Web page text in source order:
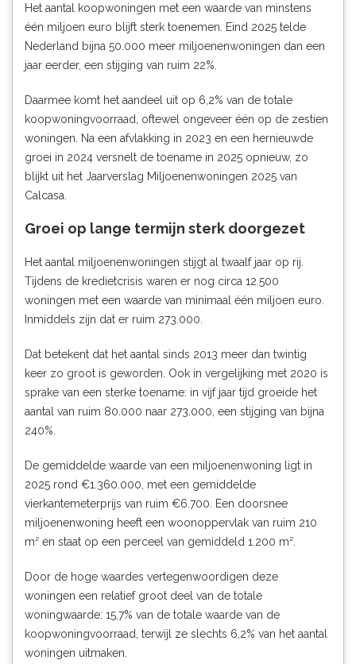
Het aantal koopwoningen met een waarde van minstens
één miljoen euro blijft sterk toenemen. Eind 2025 telde
Nederland bijna 50.000 meer miljoenenwoningen dan een
jaar eerder, een stijging van ruim 22%.
Daarmee komt het aandeel uit op 6,2% van de totale
koopwoningvoorraad, oftewel ongeveer één op de zestien
woningen. Na een afvlakking in 2023 en een hernieuwde
groei in 2024 versnelt de toename in 2025 opnieuw, zo
blijkt uit het Jaarverslag Miljoenenwoningen 2025 van
Calcasa.
Groei op lange termijn sterk doorgezet
Het aantal miljoenenwoningen stijgt al twaalf jaar op rij.
Tijdens de kredietcrisis waren er nog circa 12.500
woningen met een waarde van minimaal één miljoen euro.
Inmiddels zijn dat er ruim 273.000.
Dat betekent dat het aantal sinds 2013 meer dan twintig
keer zo groot is geworden. Ook in vergelijking met 2020 is
sprake van een sterke toename: in vijf jaar tijd groeide het
aantal van ruim 80.000 naar 273.000, een stijging van bijna
240%.
De gemiddelde waarde van een miljoenenwoning ligt in
2025 rond €1.360.000, met een gemiddelde
vierkantemeterprijs van ruim €6.700. Een doorsnee
miljoenenwoning heeft een woonoppervlak van ruim 210
m² en staat op een perceel van gemiddeld 1.200 m².
Door de hoge waardes vertegenwoordigen deze
woningen een relatief groot deel van de totale
woningwaarde: 15,7% van de totale waarde van de
koopwoningvoorraad, terwijl ze slechts 6,2% van het aantal
woningen uitmaken.